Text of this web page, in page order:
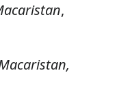
,